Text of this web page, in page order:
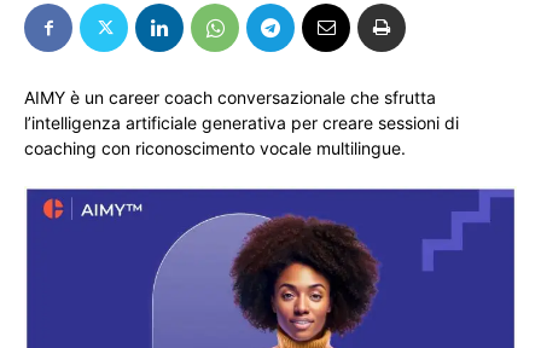
AIMY è un career coach conversazionale che sfrutta
l’intelligenza artificiale generativa per creare sessioni di
coaching con riconoscimento vocale multilingue.